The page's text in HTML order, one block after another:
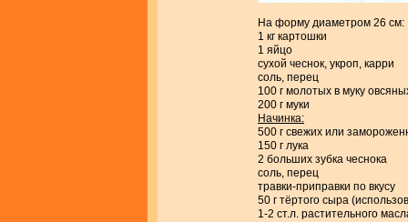
На форму диаметром 26 см:
1 кг картошки
1 яйцо
сухой чеснок, укроп, карри
соль, перец
100 г молотых в муку
200 г муки
Начинка:
500 г свежих или
150 г лука
2 больших зубка чеснока
соль, перец
травки-приправки по вкусу
50 г тёртого сыра
1-2 ст.л. растительного